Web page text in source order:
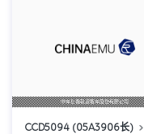
中车长春轨道客车股份有限公司
CCD5094 (05A3906长)